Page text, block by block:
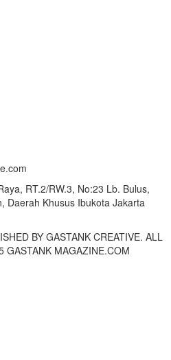
RT.2/RW.3, No:23 Lb. Bulus,
Daerah Khusus Ibukota Jakarta
BY GASTANK CREATIVE. ALL
MAGAZINE.COM